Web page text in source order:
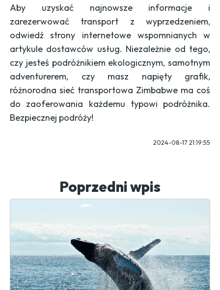
Aby uzyskać najnowsze informacje i
zarezerwować transport z wyprzedzeniem,
odwiedź strony internetowe wspomnianych w
artykule dostawców usług. Niezależnie od tego,
czy jesteś podróżnikiem ekologicznym, samotnym
adventurerem, czy masz napięty grafik,
różnorodna sieć transportowa Zimbabwe ma coś
do zaoferowania każdemu typowi podróżnika.
Bezpiecznej podróży!
2024-08-17 21:19:55
Poprzedni wpis